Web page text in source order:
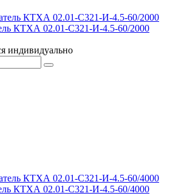
КТХА 02.01-С321-И-4.5-60/2000
индивидуально
КТХА 02.01-С321-И-4.5-60/4000